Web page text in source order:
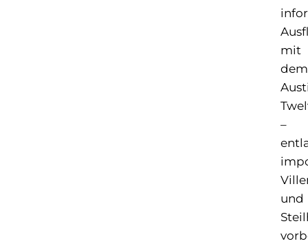
mit
dem
–
und